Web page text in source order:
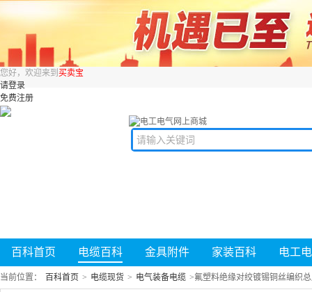
您好，欢迎来到 买卖宝
请登录
免费注册
百科首页 电缆百科 金具附件 家装百科 电工
当前位置： 百科首页 > 电缆现货 > 电气装备电缆 >氟塑料绝缘对绞镀锡铜丝编织